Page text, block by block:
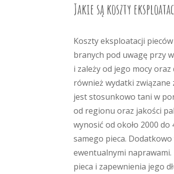
Jakie są koszty
Koszty eksploatacji
branych pod uwagę przy
i zależy od jego mocy
również wydatki
jest stosunkowo tani w
od regionu oraz jakości
wynosić od około 2000
samego pieca.
ewentualnymi
pieca i zapewnienia jego